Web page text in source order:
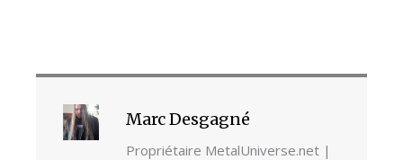
Marc Desgagné
Propriétaire MetalUniverse.net |